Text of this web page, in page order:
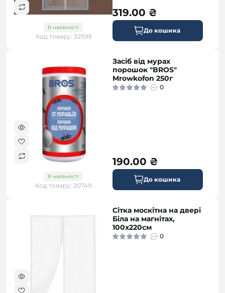
В наявності
Код товару: 32599
319.00 ₴
До кошика
В наявності
Код товару: 30749
Засіб від мурах
порошок "BROS"
Mrowkofon 250г
0
190.00 ₴
До кошика
Сітка москітна на двері
Біла на магнітах,
100x220см
0